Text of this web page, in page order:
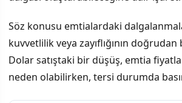
Söz konusu emtialardaki
kuvvetlilik veya zayıflığının
Dolar satıştaki bir düşüş, emtia
neden olabilirken, tersi durumda